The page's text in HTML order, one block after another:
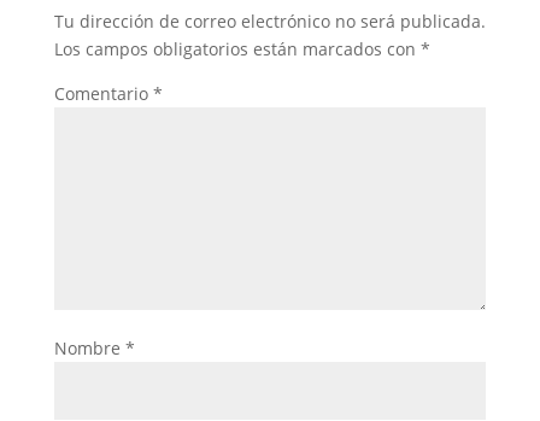
Tu dirección de correo electrónico no será publicada.
Los campos obligatorios están marcados con *
Comentario *
Nombre *